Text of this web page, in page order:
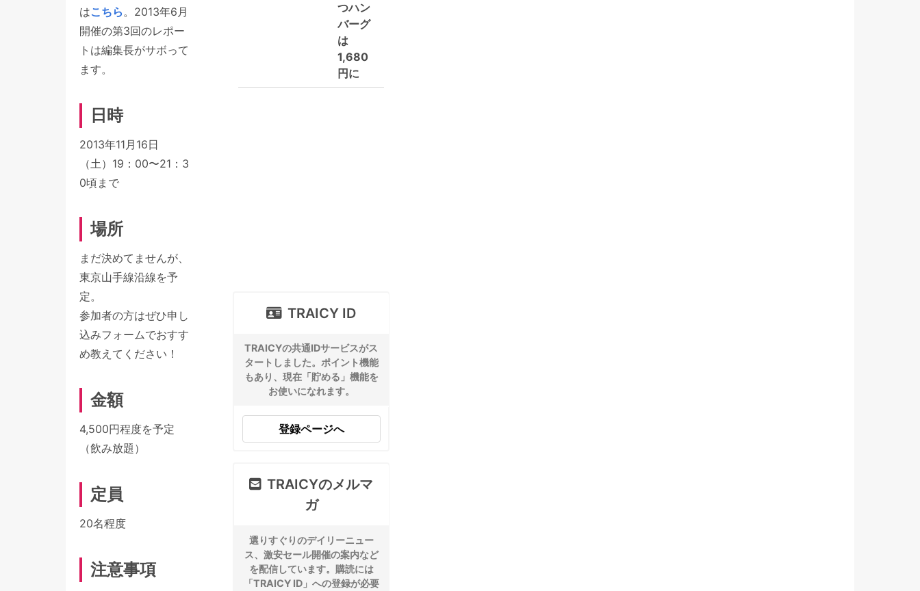
はこちら。2013年6月
開催の第3回のレポー
トは編集長がサボって
ます。
日時
2013年11月16日
（土）19：00〜21：3
0頃まで
場所
まだ決めてませんが、
東京山手線沿線を予
定。
参加者の方はぜひ申し
込みフォームでおすす
め教えてください！
金額
4,500円程度を予定
（飲み放題）
定員
20名程度
注意事項
つハン
バーグ
は
1,680
円に
TRAICY ID
TRAICYの共通IDサービスがス
タートしました。ポイント機能
もあり、現在「貯める」機能を
お使いになれます。
登録ページへ
TRAICYのメルマ
ガ
選りすぐりのデイリーニュー
ス、激安セール開催の案内など
を配信しています。購読には
「TRAICY ID」への登録が必要